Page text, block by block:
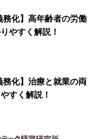
務化】高年齢者の労働
やすく解説！
務化】治療と就業の両
すく解説！